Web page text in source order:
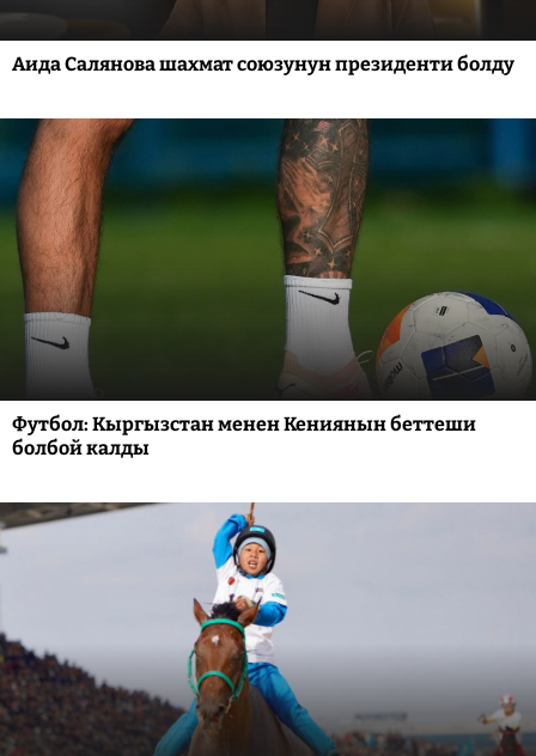
Аида Салянова шахмат союзунун президенти болду
Футбол: Кыргызстан менен Кениянын беттеши
болбой калды